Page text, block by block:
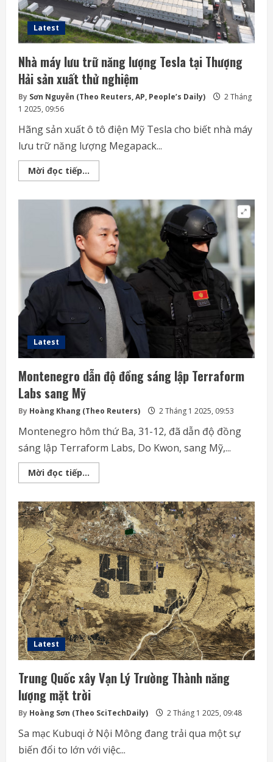
Latest
Nhà máy lưu trữ năng lượng Tesla tại Thượng
Hải sản xuất thử nghiệm
By Sơn Nguyễn (Theo Reuters, AP, People’s Daily)
2 Tháng
1 2025, 09:56
Hãng sản xuất ô tô điện Mỹ Tesla cho biết nhà máy
lưu trữ năng lượng Megapack...
Mời đọc tiếp...
máy
năng
lượng
Tesla
tại
Thượng
Hải
sản
xuất
thử
nghiệm
Latest
Montenegro dẫn độ đồng sáng lập Terraform
Labs sang Mỹ
By Hoàng Khang (Theo Reuters) 2 Tháng 1 2025, 09:53
Montenegro hôm thứ Ba, 31-12, đã dẫn độ đồng
sáng lập Terraform Labs, Do Kwon, sang Mỹ,...
Mời đọc tiếp...
dẫn
sáng
lập
Terraform
Labs
sang
Mỹ
Latest
Trung Quốc xây Vạn Lý Trường Thành năng
lượng mặt trời
By Hoàng Sơn (Theo SciTechDaily) 2 Tháng 1 2025, 09:48
Sa mạc Kubuqi ở Nội Mông đang trải qua một sự
biến đổi to lớn với việc...